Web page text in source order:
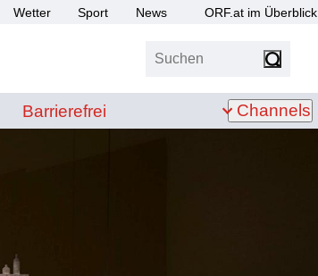
Wetter Sport News ORF.at im Überblick
Suchen
Barrierefrei
Barrierefrei Channels